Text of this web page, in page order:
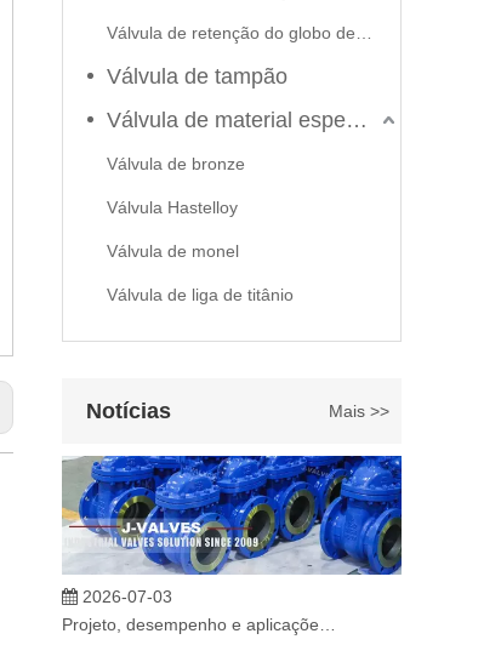
Válvula de tampão
Válvula de material especial
Válvula de bronze
Válvula Hastelloy
Válvula de monel
Válvula de liga de titânio
Notícias Mais >>
2026-06-22
J-VALVES fabrica válvula de esfera de alta
2026-07-03
As válvulas gaveta são uma das válvulas de